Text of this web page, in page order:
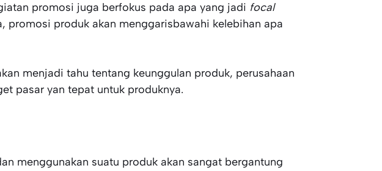
promosi juga berfokus pada apa yang jadi focal
promosi produk akan menggarisbawahi kelebihan apa
menjadi tahu tentang keunggulan produk, perusahaan
pasar yan tepat untuk produknya.
menggunakan suatu produk akan sangat bergantung